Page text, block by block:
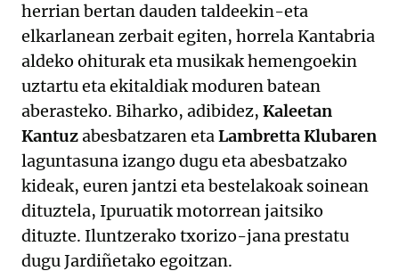
herrian bertan dauden taldeekin-eta
elkarlanean zerbait egiten, horrela Kantabria
aldeko ohiturak eta musikak hemengoekin
uztartu eta ekitaldiak moduren batean
aberasteko. Biharko, adibidez, Kaleetan
Kantuzabesbatzaren etaLambretta Klubaren
laguntasuna izango dugu eta abesbatzako
kideak, euren jantzi eta bestelakoak soinean
dituztela, Ipuruatik motorrean jaitsiko
dituzte. Iluntzerako txorizo-jana prestatu
dugu Jardiñetako egoitzan.